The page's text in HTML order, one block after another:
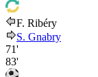
F. Ribéry
S. Gnabry
71'
83'